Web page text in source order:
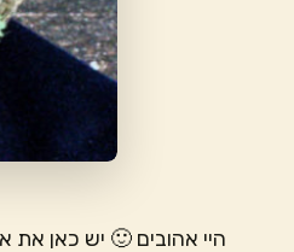
היי אהובים 🙂 יש כאן את